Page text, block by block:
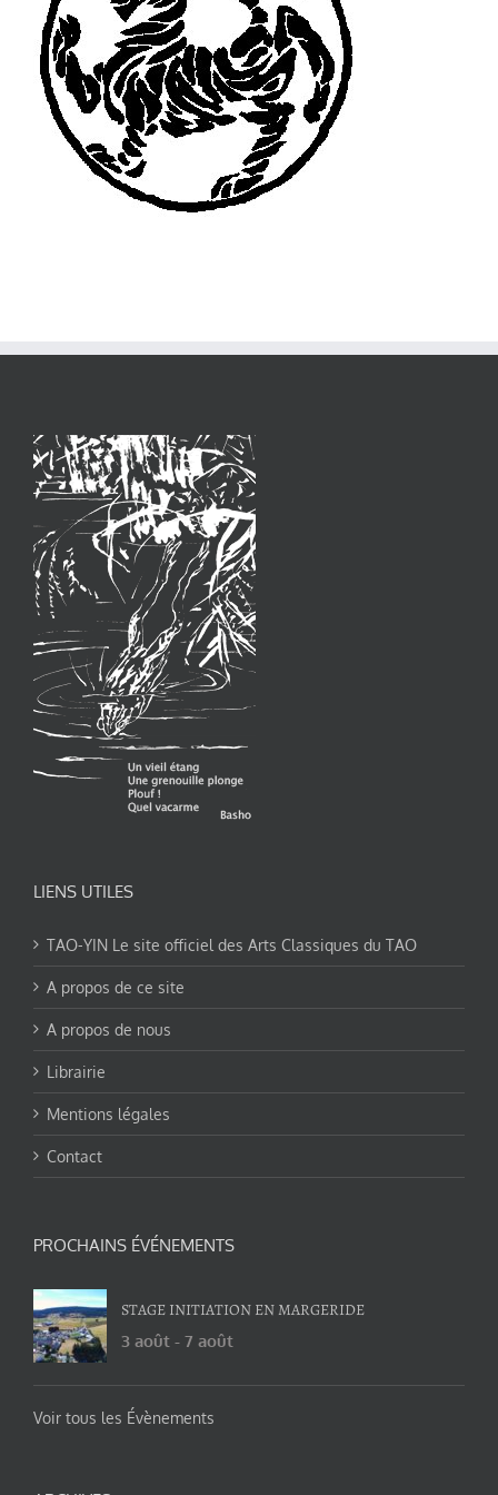
LIENS UTILES
TAO-YIN Le site officiel des Arts Classiques du TAO
A propos de ce site
A propos de nous
Librairie
Mentions légales
Contact
PROCHAINS ÉVÉNEMENTS
STAGE INITIATION EN MARGERIDE
3 août - 7 août
Voir tous les Évènements